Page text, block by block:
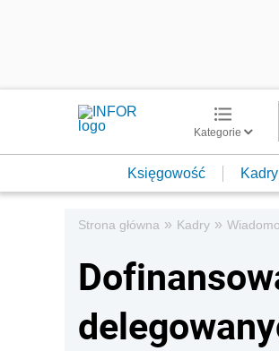
Kategorie
Księgowość Kadry
Strona główna » Kadry »